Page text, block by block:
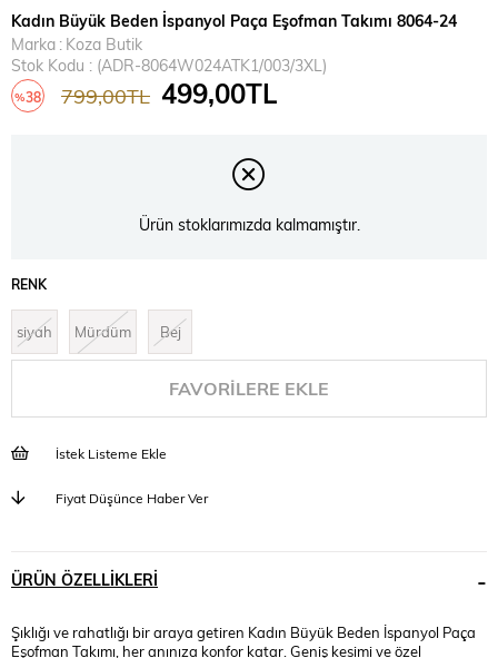
Kadın Büyük Beden İspanyol Paça Eşofman Takımı 8064-24
Marka : Koza Butik
Stok Kodu
(ADR-8064W024ATK1/003/3XL)
%38 799,00TL 499,00TL
Ürün stoklarımızda kalmamıştır.
RENK
siyah Mürdüm Bej
FAVORILERE EKLE
İstek Listeme Ekle
Fiyat Düşünce Haber Ver
ÜRÜN ÖZELLIKLERI
Şıklığı ve rahatlığı bir araya getiren Kadın Büyük Beden İspanyol Paça
Eşofman Takımı, her anınıza konfor katar. Geniş kesimi ve özel